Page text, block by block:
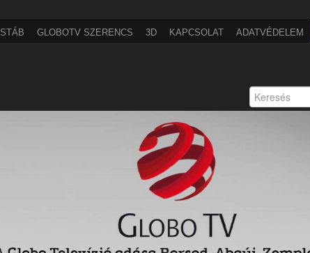
STÁB GLOBOTV SZERENCS 3D KAPCSOLAT ADATVÉDELEM